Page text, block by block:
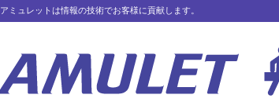
アミュレットは情報の技術でお客様に貢献します。